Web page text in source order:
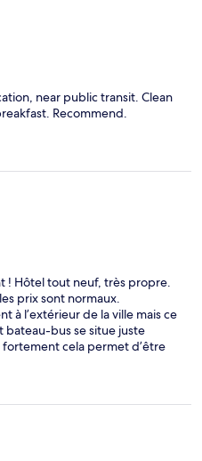
near public transit. Clean
Recommend.
! Hôtel tout neuf, très propre.
prix sont normaux.
à l’extérieur de la ville mais ce
bateau-bus se situe juste
cela permet d’être
à Venise.